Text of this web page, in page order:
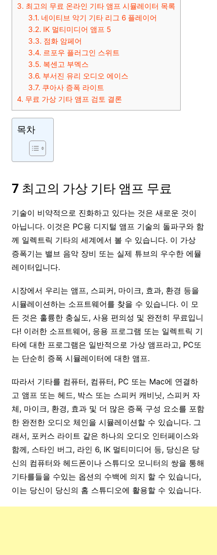
3. 최고의 무료 온라인 기타 앰프 시뮬레이터 목록
3.1. 네이티브 악기 기타 리그 6 플레이어
3.2. IK 멀티미디어 앰프 5
3.3. 점화 암페어
3.4. 르포우 플러그인 스위트
3.5. 복센고 부멕스
3.6. 부서진 유리 오디오 에이스
3.7. 쿠아사 증폭 라이트
4. 무료 가상 기타 앰프 검토 결론
목차
7 최고의 가상 기타 앰프 무료
기술이 비약적으로 진화하고 있다는 것은 새로운 것이
아닙니다. 이것은 PC용 디지털 앰프 기술의 돌파구와 함
께 일렉트릭 기타의 세계에서 볼 수 있습니다. 이 가상
증폭기는 밸브 음악 장비 또는 실제 튜브의 우수한 에뮬
레이터입니다.
시장에서 우리는 앰프, 스피커, 마이크, 효과, 환경 등을
시뮬레이션하는 소프트웨어를 찾을 수 있습니다. 이 모
든 것은 훌륭한 충실도, 사용 편의성 및 완전히 무료입니
다! 이러한 소프트웨어, 응용 프로그램 또는 일렉트릭 기
타에 대한 프로그램은 일반적으로 가상 앰프라고, PC또
는 단순히 증폭 시뮬레이터에 대한 앰프.
따라서 기타를 컴퓨터, 컴퓨터, PC 또는 Mac에 연결하
고 앰프 또는 헤드, 박스 또는 스피커 캐비닛, 스피커 자
체, 마이크, 환경, 효과 및 더 많은 증폭 구성 요소를 포함
한 완전한 오디오 체인을 시뮬레이션할 수 있습니다. 그
래서, 포커스 라이트 같은 하나의 오디오 인터페이스와
함께, 스타인 버그, 라인 6, IK 멀티미디어 등, 당신은 당
신의 컴퓨터와 헤드폰이나 스튜디오 모니터의 쌍을 통해
기타를들을 수있는 옵션의 수백에 의지 할 수 있습니다,
이는 당신이 당신의 홈 스튜디오에 활용할 수 있습니다.